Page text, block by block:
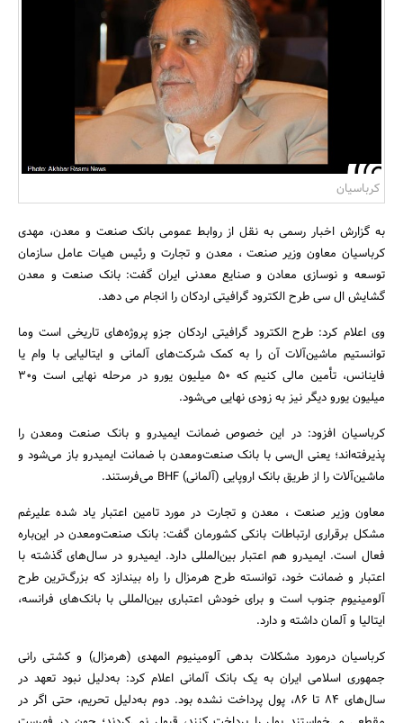
بانک، بیمه و سرمایه
مسکن و ساختمان
جستجو
کرباسیان
به گزارش اخبار رسمی به نقل از روابط عمومی بانک صنعت و معدن، مهدی
کرباسیان معاون وزیر صنعت ، معدن و تجارت و رئیس هیات عامل سازمان
توسعه و نوسازی معادن و صنایع معدنی ایران گفت: بانک صنعت و معدن
گشایش ال سی طرح الکترود گرافیتی اردکان را انجام می دهد.
وی اعلام کرد: طرح الکترود گرافیتی اردکان جزو پروژه‌های تاریخی است وما
توانستیم ماشین‌آلات آن را به کمک شرکت‌های آلمانی و ایتالیایی با وام یا
فاینانس، تأمین مالی کنیم که 50 ‌میلیون یورو در مرحله نهایی است و30
‌میلیون یورو دیگر نیز به زودی نهایی می‌شود.
کرباسیان افزود: در این خصوص ضمانت ایمیدرو و بانک صنعت‌ ومعدن را
پذیرفته‌اند؛ یعنی ال‌سی با بانک صنعت‌ومعدن با ضمانت ایمیدرو باز می‌شود و
ماشین‌آلات را از طریق بانک اروپایی (آلمانی) BHF می‌فرستند.
معاون وزیر صنعت ، معدن و تجارت در مورد تامین اعتبار یاد شده علیرغم
مشکل برقراری ارتباطات بانکی کشورمان گفت: بانک صنعت‌ومعدن در این‌باره
فعال است. ایمیدرو هم اعتبار بین‌المللی دارد. ایمیدرو در سال‌های گذشته با
اعتبار و ضمانت خود، توانسته طرح هرمزال را راه بیندازد که بزرگ‌ترین طرح
آلومینیوم جنوب است و برای خودش اعتباری بین‌المللی با بانک‌های فرانسه،
ایتالیا و آلمان داشته و دارد.
کرباسیان درمورد مشکلات بدهی آلومینیوم المهدی (هرمزال) و کشتی رانی
جمهوری اسلامی ایران به یک بانک آلمانی اعلام کرد: به‌دلیل نبود تعهد در
سال‌های 84 تا 86، پول پرداخت نشده بود. دوم به‌دلیل تحریم، حتی اگر در